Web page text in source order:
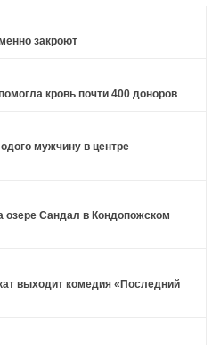
закроют
кровь почти 400 доноров
мужчину в центре
Сандал в Кондопожском
выходит комедия «Последний